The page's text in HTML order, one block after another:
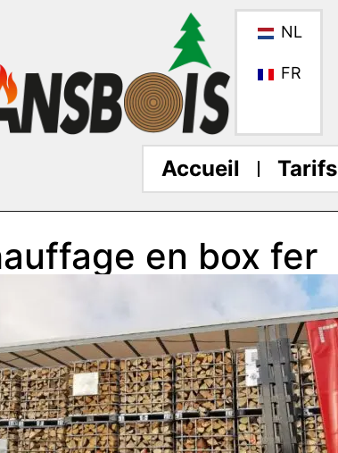
NL
FR
Accueil Tarifs
en box fer